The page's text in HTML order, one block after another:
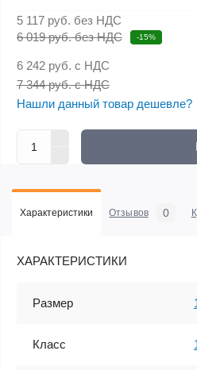
5 117 руб. без НДС
6 019 руб. без НДС
-15%
6 242 руб. с НДС
7 344 руб. с НДС
Нашли данный товар дешевле?
Характеристики Отзывов 0
ХАРАКТЕРИСТИКИ
Размер
Класс